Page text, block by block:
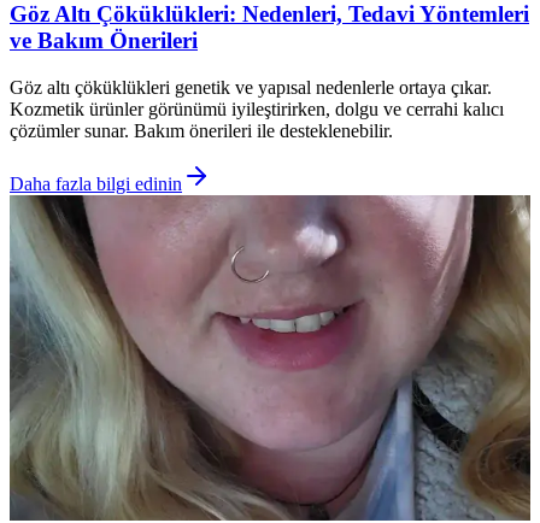
Göz Altı Çöküklükleri: Nedenleri, Tedavi Yöntemleri
ve Bakım Önerileri
Göz altı çöküklükleri genetik ve yapısal nedenlerle ortaya çıkar.
Kozmetik ürünler görünümü iyileştirirken, dolgu ve cerrahi kalıcı
çözümler sunar. Bakım önerileri ile desteklenebilir.
Daha fazla bilgi edinin